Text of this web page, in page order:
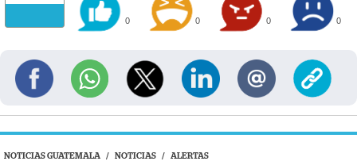
0 0 0 0
NOTICIAS GUATEMALA / NOTICIAS / ALERTAS